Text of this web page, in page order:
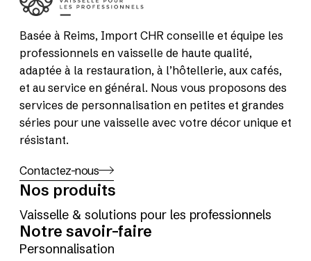
Basée à Reims, Import CHR conseille et équipe les
professionnels en vaisselle de haute qualité,
adaptée à la restauration, à l’hôtellerie, aux cafés,
et au service en général. Nous vous proposons des
services de personnalisation en petites et grandes
séries pour une vaisselle avec votre décor unique et
résistant.
Contactez-nous
Nos produits
Vaisselle & solutions pour les professionnels
Notre savoir-faire
Personnalisation